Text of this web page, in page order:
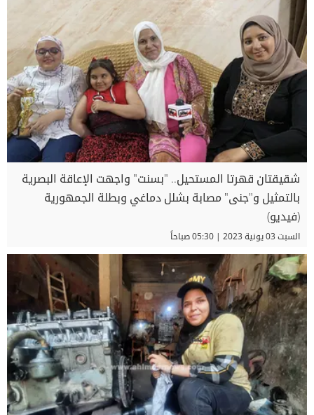
شقيقتان قهرتا المستحيل.. "بسنت" واجهت الإعاقة البصرية
بالتمثيل و"جنى" مصابة بشلل دماغي وبطلة الجمهورية
(فيديو)
السبت 03 يونية 2023 | 05:30 صباحاً